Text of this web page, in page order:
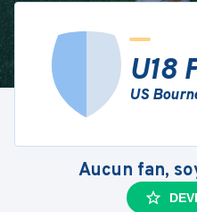
U18
US
Aucun fan,